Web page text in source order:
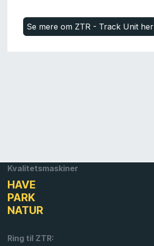
Se mere om ZTR - Track Unit her
Kvalitetsmaskiner
HAVE
PARK
NATUR
Ring til ZTR: